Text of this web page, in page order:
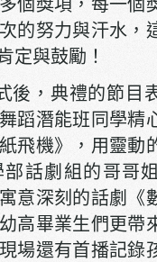
個獎項，每一個
的努力與汗水，
定與鼓勵！
典禮的節目
蹈潛能班同學精
飛機》，用靈動
話劇組的哥哥
意深刻的話劇《
高畢業生們更帶
場還有首播記錄